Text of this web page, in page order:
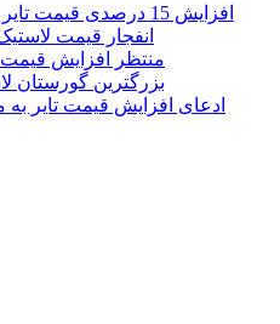
افزایش 15 درصدی قیمت تایر از شهریور ماه
انفجار قیمت
منتظر افزایش قیمت
بزرگترین گورستان
ادعای افزایش قیمت تایر به